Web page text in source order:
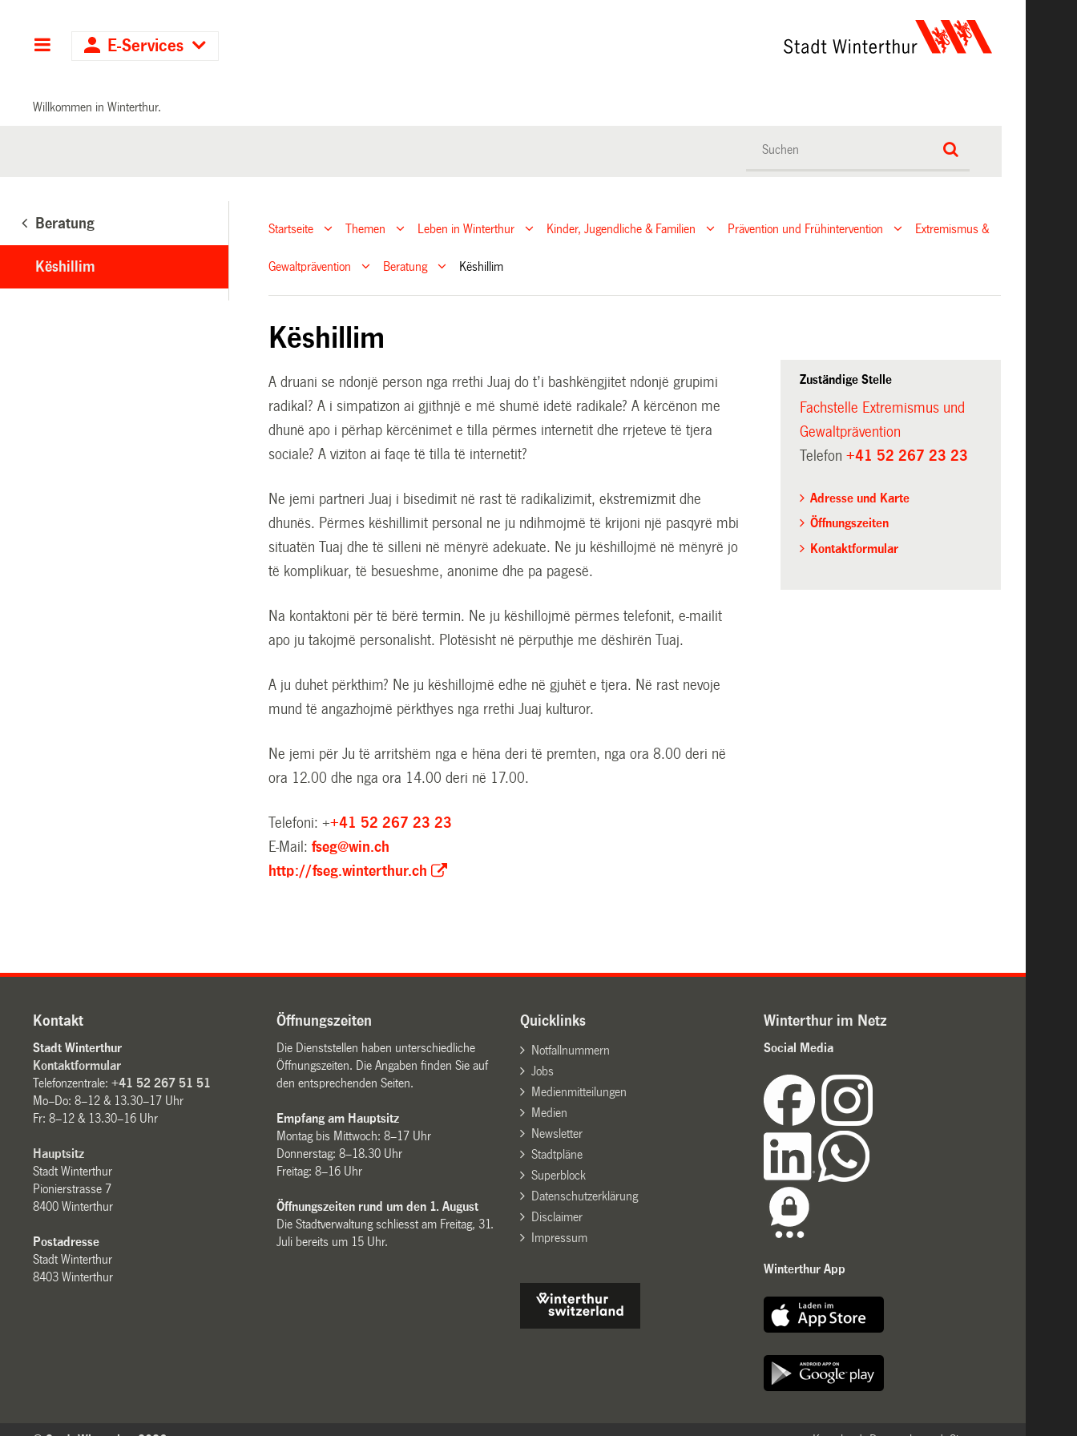
Hauptnavigation
E-Services
Willkommen in Winterthur.
Beratung
Këshillim
Startseite Themen Leben in Winterthur Kinder, Jugendliche & Familien Prävention und Frühintervention Extremismus &
Gewaltprävention Beratung Këshillim
Këshillim
A druani se ndonjë person nga rrethi Juaj do t’i bashkëngjitet ndonjë grupimi
radikal? A i simpatizon ai gjithnjë e më shumë idetë radikale? A kërcënon me
dhunë apo i përhap kërcënimet e tilla përmes internetit dhe rrjeteve të tjera
sociale? A viziton ai faqe të tilla të internetit?
Ne jemi partneri Juaj i bisedimit në rast të radikalizimit, ekstremizmit dhe
dhunës. Përmes këshillimit personal ne ju ndihmojmë të krijoni një pasqyrë mbi
situatën Tuaj dhe të silleni në mënyrë adekuate. Ne ju këshillojmë në mënyrë jo
të komplikuar, të besueshme, anonime dhe pa pagesë.
Na kontaktoni për të bërë termin. Ne ju këshillojmë përmes telefonit, e-mailit
apo ju takojmë personalisht. Plotësisht në përputhje me dëshirën Tuaj.
A ju duhet përkthim? Ne ju këshillojmë edhe në gjuhët e tjera. Në rast nevoje
mund të angazhojmë përkthyes nga rrethi Juaj kulturor.
Ne jemi për Ju të arritshëm nga e hëna deri të premten, nga ora 8.00 deri në
ora 12.00 dhe nga ora 14.00 deri në 17.00.
Telefoni: ++41 52 267 23 23
E-Mail:fseg@win.ch
http://fseg.winterthur.ch
Zuständige Stelle
Fachstelle Extremismus und
Gewaltprävention
Telefon +41 52 267 23 23
Adresse und Karte
Öffnungszeiten
Kontaktformular
Kontakt
Stadt Winterthur
Kontaktformular
Telefonzentrale:+41 52 267 51 51
Mo–Do: 8–12 & 13.30–17 Uhr
Fr: 8–12 & 13.30–16 Uhr
Hauptsitz
Stadt Winterthur
Pionierstrasse 7
8400 Winterthur
Postadresse
Stadt Winterthur
8403 Winterthur
Öffnungszeiten
Die Dienststellen haben unterschiedliche
Öffnungszeiten. Die Angaben finden Sie auf
den entsprechenden Seiten.
Empfang am Hauptsitz
Montag bis Mittwoch: 8–17 Uhr
Donnerstag: 8–18.30 Uhr
Freitag: 8–16 Uhr
Öffnungszeiten rund um den 1. August
Die Stadtverwaltung schliesst am Freitag, 31.
Juli bereits um 15 Uhr.
Quicklinks
Notfallnummern
Jobs
Medienmitteilungen
Medien
Newsletter
Stadtpläne
Superblock
Datenschutzerklärung
Disclaimer
Impressum
Winterthur im Netz
Social Media
Winterthur App